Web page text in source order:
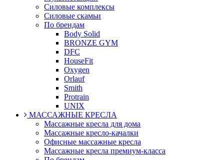
Силовые комплексы
Силовые скамьи
По брендам
Body Solid
BRONZE GYM
DFC
HouseFit
Oxygen
Orlauf
Smith
Protrain
UNIX
МАССАЖНЫЕ КРЕСЛА
Массажные кресла для дома
Массажные кресло-качалки
Офисные массажные кресла
Массажные кресла премиум-класса